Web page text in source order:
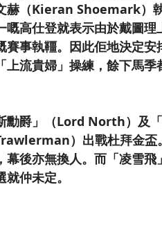
赫（Kieran Shoemark）
高仕登就表示由於戴圖
事執韁。因此佢地決定
流貴婦」操練，餘下馬
勳爵」（Lord North）及
）出戰杜拜金盃
幕後亦無換人。而「凌雪
仲未定。